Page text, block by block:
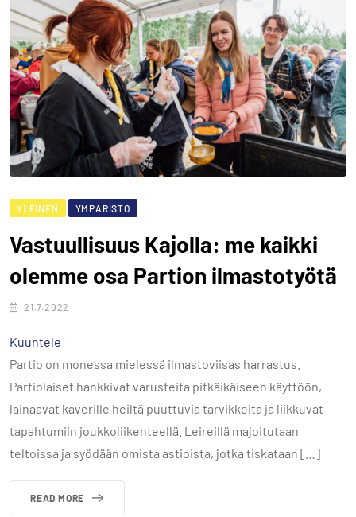
YLEINEN YMPÄRISTÖ
Vastuullisuus Kajolla: me kaikki
olemme osa Partion ilmastotyötä
21.7.2022
Kuuntele
Partio on monessa mielessä ilmastoviisas harrastus.
Partiolaiset hankkivat varusteita pitkäikäiseen käyttöön,
lainaavat kaverille heiltä puuttuvia tarvikkeita ja liikkuvat
tapahtumiin joukkoliikenteellä. Leireillä majoitutaan
teltoissa ja syödään omista astioista, jotka tiskataan […]
READ MORE